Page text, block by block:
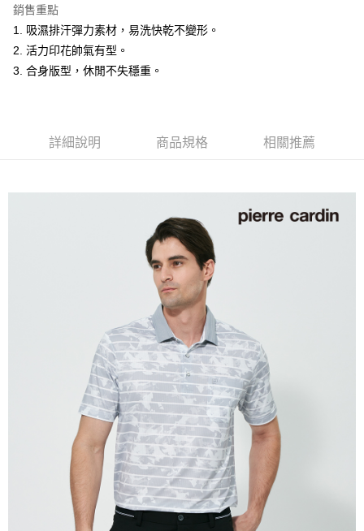
全家取貨付款
每筆NT$60，滿NT$1,200(含以上)免運費
付款後全家取貨
每筆NT$60，滿NT$1,200(含以上)免運費
每筆NT$60，滿NT$1,200(含以上)免運費
每筆NT$60，滿NT$1,200(含以上)免運費
每筆NT$80，滿NT$1,200(含以上)免運費
每筆NT$80，滿NT$1,200(含以上)免運費
銷售重點
1. 吸濕排汗彈力素材，易洗快乾不變形。
2. 活力印花帥氣有型。
3. 合身版型，休閒不失穩重。
詳細說明 商品規格 相關推薦